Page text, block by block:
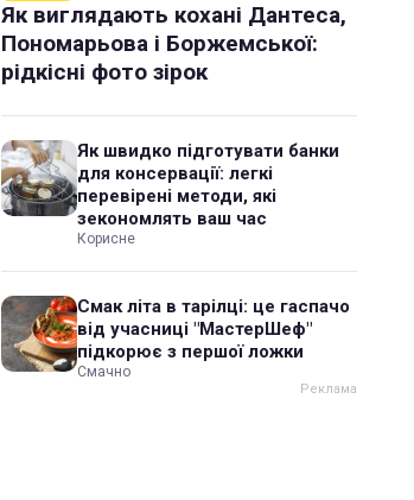
Як виглядають кохані Дантеса,
Пономарьова і Боржемської:
рідкісні фото зірок
Як швидко підготувати банки
для консервації: легкі
перевірені методи, які
зекономлять ваш час
Корисне
Смак літа в тарілці: це гаспачо
від учасниці "МастерШеф"
підкорює з першої ложки
Смачно